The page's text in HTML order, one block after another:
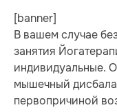
[banner]
В вашем случае
занятия
индивидуальные.
мышечный
первопричиной